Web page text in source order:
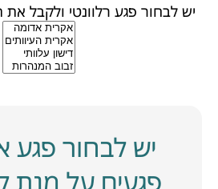
יש לבחור פגע רלוונטי ולקבל את
יש לבחור פגע
פגעים על מנת